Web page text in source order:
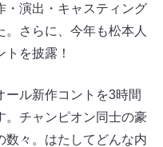
・演出・キャスティング
さらに、今年も松本人
トを披露！
ール新作コントを3時間
。チャンピオン同士の豪
数々。はたしてどんな内